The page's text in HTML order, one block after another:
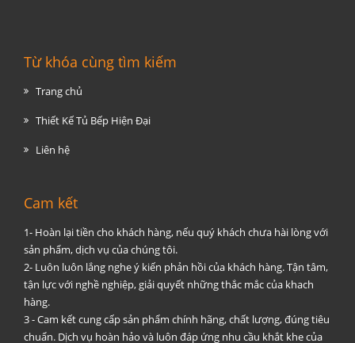
Từ khóa cùng tìm kiếm
Trang chủ
Thiết Kế Tủ Bếp Hiện Đại
Liên hệ
Cam kết
1- Hoàn lại tiền cho khách hàng, nếu quý khách chưa hài lòng với
sản phẩm, dịch vụ của chúng tôi.
2- Luôn luôn lắng nghe ý kiến phản hồi của khách hàng. Tận tâm,
tận lực với nghề nghiệp, giải quyết những thắc mắc của khach
hàng.
3 - Cam kết cung cấp sản phẩm chính hãng, chất lượng, đúng tiêu
chuẩn. Dịch vụ hoàn hảo và luôn đáp ứng nhu cầu khắt khe của